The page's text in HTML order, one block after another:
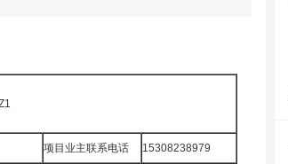
项目业主联系电话 15308238979